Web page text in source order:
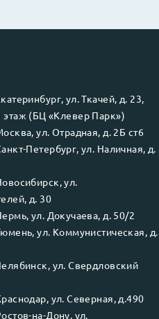
, ул.Ткачей, д. 23,
этаж (БЦ «Клевер Парк»)
, ул. Отрадная, д. 2Б ст6
Петербург, ул. Наличная, д.
, ул.
д. 30
, ул. Докучаева, д. 50/2
, ул. Коммунистическая, д.
, ул.Свердловский
, ул.Северная, д.490
на-Дону, ул.